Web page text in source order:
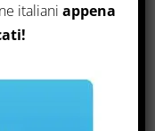
italiani appena